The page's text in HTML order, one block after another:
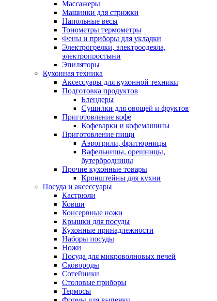
Массажеры
Машинки для стрижки
Напольные весы
Тонометры термометры
Фены и приборы для укладки
Электрогрелки, электроодеяла,
электропростыни
Эпиляторы
Кухонная техника
Аксессуары для кухонной техники
Подготовка продуктов
Блендеры
Сушилки для овощей и фруктов
Приготовление кофе
Кофеварки и кофемашины
Приготовление пищи
Аэрогрили, фритюрницы
Вафельницы, орешницы,
бутербродницы
Прочие кухонные товары
Кронштейны для кухни
Посуда и аксессуары
Кастрюли
Ковши
Консервные ножи
Крышки для посуды
Кухонные принадлежности
Наборы посуды
Ножи
Посуда для микроволновых печей
Сковороды
Сотейники
Столовые приборы
Термосы